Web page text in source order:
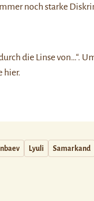
noch starke
die Linse von…“.
hier.
Lyuli Samarkand